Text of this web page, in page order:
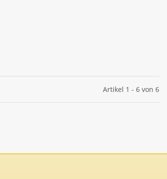
Artikel 1 - 6 von 6